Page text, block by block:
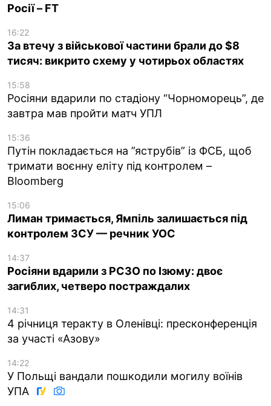
Росії – FT
16:22
За втечу з військової частини брали до $8
тисяч: викрито схему у чотирьох областях
15:58
Росіяни вдарили по стадіону “Чорноморець”, де
завтра мав пройти матч УПЛ
15:36
Путін покладається на ”яструбів” із ФСБ, щоб
тримати воєнну еліту під контролем –
Bloomberg
15:06
Лиман тримається, Ямпіль залишається під
контролем ЗСУ — речник УОС
14:37
Росіяни вдарили з РСЗО по Ізюму: двоє
загиблих, четверо постраждалих
14:31
4 річниця теракту в Оленівці: пресконференція
за участі «Азову»
14:22
У Польщі вандали пошкодили могилу воїнів
УПА